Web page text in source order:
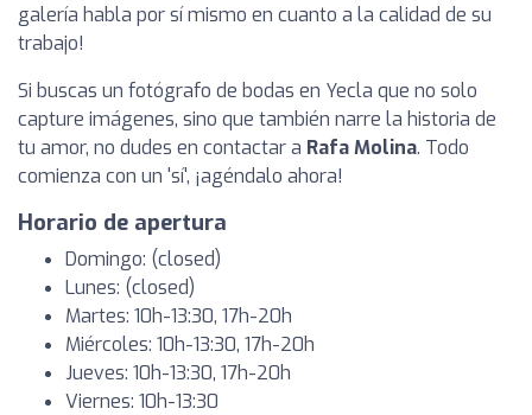
galería habla por sí mismo en cuanto a la calidad de su
trabajo!
Si buscas un fotógrafo de bodas en Yecla que no solo
capture imágenes, sino que también narre la historia de
tu amor, no dudes en contactar a Rafa Molina. Todo
comienza con un 'sí', ¡agéndalo ahora!
Horario de apertura
Domingo: (closed)
Lunes: (closed)
Martes: 10h-13:30, 17h-20h
Miércoles: 10h-13:30, 17h-20h
Jueves: 10h-13:30, 17h-20h
Viernes: 10h-13:30